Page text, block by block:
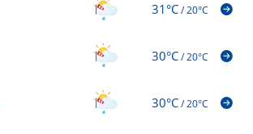
31°C/20°C
30°C/20°C
30°C/20°C